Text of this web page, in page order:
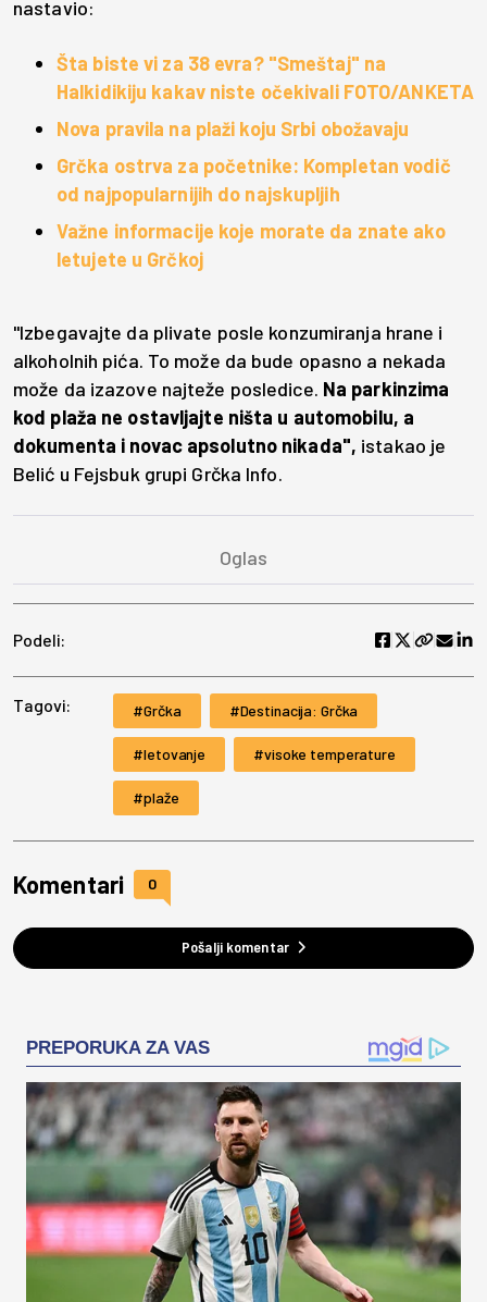
nastavio:
Šta biste vi za 38 evra? "Smeštaj" na
Halkidikiju kakav niste očekivali FOTO/ANKETA
Nova pravila na plaži koju Srbi obožavaju
Grčka ostrva za početnike: Kompletan vodič
od najpopularnijih do najskupljih
Važne informacije koje morate da znate ako
letujete u Grčkoj
"Izbegavajte da plivate posle konzumiranja hrane i
alkoholnih pića. To može da bude opasno a nekada
može da izazove najteže posledice. Na parkinzima
kod plaža ne ostavljajte ništa u automobilu, a
dokumenta i novac apsolutno nikada", istakao je
Belić u Fejsbuk grupi Grčka Info.
Podeli:
Tagovi: Grčka Destinacija: Grčka
letovanje visoke temperature
plaže
Komentari 0
Pošalji komentar
PREPORUKA ZA VAS